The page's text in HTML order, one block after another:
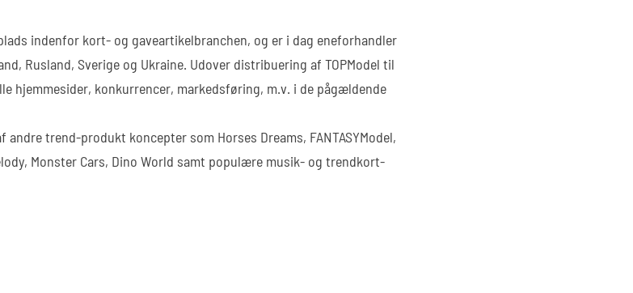
indenfor kort- og gaveartikelbranchen, og er i dag eneforhandler
Rusland, Sverige og Ukraine. Udover distribuering af TOPModel til
hjemmesider, konkurrencer, markedsføring, m.v. i de pågældende
andre trend-produkt koncepter som Horses Dreams, FANTASYModel,
Monster Cars, Dino World samt populære musik- og trendkort-